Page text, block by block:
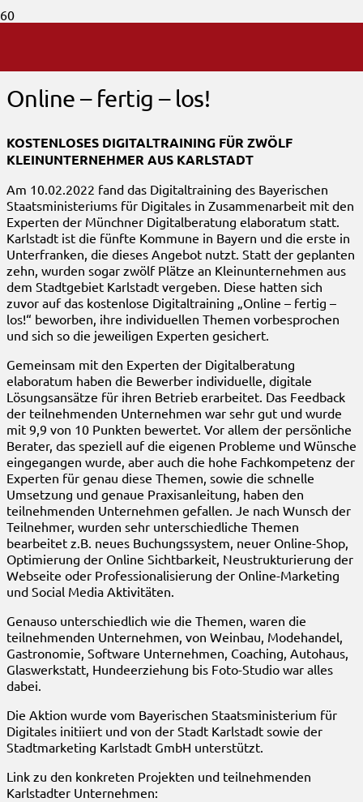
Online – fertig – los!
KOSTENLOSES DIGITALTRAINING FÜR ZWÖLF
KLEINUNTERNEHMER AUS KARLSTADT
Am 10.02.2022 fand das Digitaltraining des Bayerischen
Staatsministeriums für Digitales in Zusammenarbeit mit den
Experten der Münchner Digitalberatung elaboratum statt.
Karlstadt ist die fünfte Kommune in Bayern und die erste in
Unterfranken, die dieses Angebot nutzt. Statt der geplanten
zehn, wurden sogar zwölf Plätze an Kleinunternehmen aus
dem Stadtgebiet Karlstadt vergeben. Diese hatten sich
zuvor auf das kostenlose Digitaltraining „Online – fertig –
los!“ beworben, ihre individuellen Themen vorbesprochen
und sich so die jeweiligen Experten gesichert.
Gemeinsam mit den Experten der Digitalberatung
elaboratum haben die Bewerber individuelle, digitale
Lösungsansätze für ihren Betrieb erarbeitet. Das Feedback
der teilnehmenden Unternehmen war sehr gut und wurde
mit 9,9 von 10 Punkten bewertet. Vor allem der persönliche
Berater, das speziell auf die eigenen Probleme und Wünsche
eingegangen wurde, aber auch die hohe Fachkompetenz der
Experten für genau diese Themen, sowie die schnelle
Umsetzung und genaue Praxisanleitung, haben den
teilnehmenden Unternehmen gefallen. Je nach Wunsch der
Teilnehmer, wurden sehr unterschiedliche Themen
bearbeitet z.B. neues Buchungssystem, neuer Online-Shop,
Optimierung der Online Sichtbarkeit, Neustrukturierung der
Webseite oder Professionalisierung der Online-Marketing
und Social Media Aktivitäten.
Genauso unterschiedlich wie die Themen, waren die
teilnehmenden Unternehmen, von Weinbau, Modehandel,
Gastronomie, Software Unternehmen, Coaching, Autohaus,
Glaswerkstatt, Hundeerziehung bis Foto-Studio war alles
dabei.
Die Aktion wurde vom Bayerischen Staatsministerium für
Digitales initiiert und von der Stadt Karlstadt sowie der
Stadtmarketing Karlstadt GmbH unterstützt.
Link zu den konkreten Projekten und teilnehmenden
Karlstadter Unternehmen: